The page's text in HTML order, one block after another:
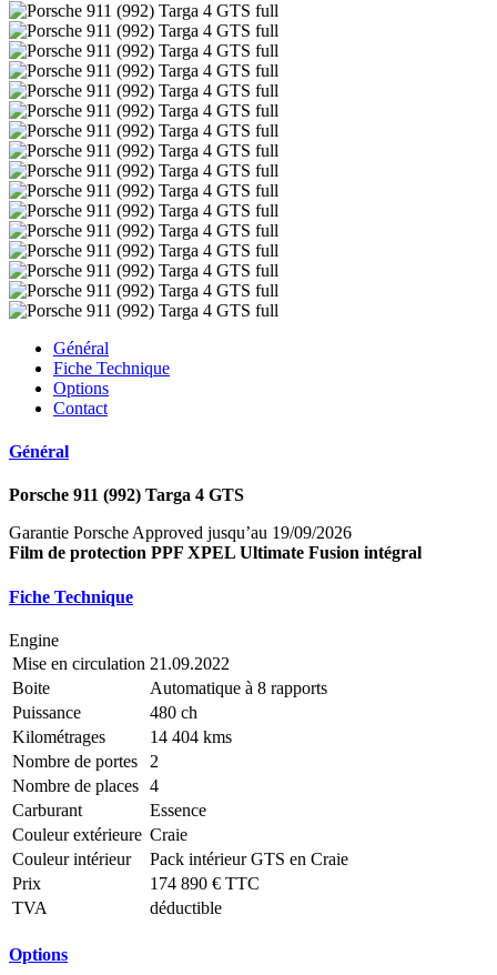
Général
Fiche Technique
Options
Contact
Général
Porsche 911 (992) Targa 4 GTS
Garantie Porsche Approved jusqu’au 19/09/2026
Film de protection PPF XPEL Ultimate Fusion intégral
Fiche Technique
Engine
Mise en circulation 21.09.2022
Boite
Automatique à 8 rapports
Puissance
480 ch
Kilométrages
14 404 kms
Nombre de portes
2
Nombre de places 4
Carburant
Essence
Couleur extérieure Craie
Couleur intérieur
Pack intérieur GTS en Craie
Prix
174 890 € TTC
TVA
déductible
Options